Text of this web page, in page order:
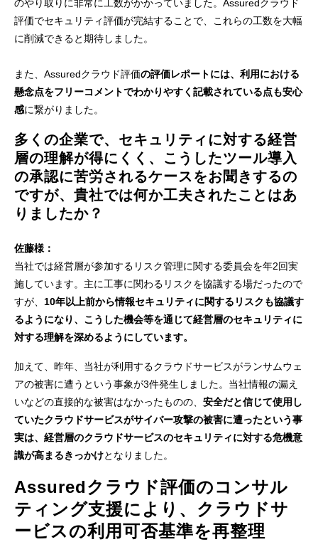
のやり取りに非常に工数がかかっていました。Assuredクラウド
評価でセキュリティ評価が完結することで、これらの工数を大幅
に削減できると期待しました。
また、Assuredクラウド評価の評価レポートには、利用における
懸念点をフリーコメントでわかりやすく記載されている点も安心
感に繋がりました。
多くの企業で、セキュリティに対する経営
層の理解が得にくく、こうしたツール導入
の承認に苦労されるケースをお聞きするの
ですが、貴社では何か工夫されたことはあ
りましたか？
佐藤様：
当社では経営層が参加するリスク管理に関する委員会を年2回実
施しています。主に工事に関わるリスクを協議する場だったので
すが、 10年以上前から情報セキュリティに関するリスクも協議す
るようになり、こうした機会等を通じて経営層のセキュリティに
対する理解を深めるようにしています。
加えて、昨年、当社が利用するクラウドサービスがランサムウェ
アの被害に遭うという事象が3件発生しました。当社情報の漏え
いなどの直接的な被害はなかったものの、 安全だと信じて使用し
ていたクラウドサービスがサイバー攻撃の被害に遭ったという事
実は、経営層のクラウドサービスのセキュリティに対する危機意
識が高まるきっかけとなりました。
Assuredクラウド評価のコンサル
ティング支援により、クラウドサ
ービスの利用可否基準を再整理